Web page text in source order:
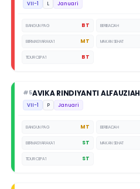
VII-1 L Januari
BANGUN PAGI BT BERIBADAH
BERMASYARAKAT MT MAKAN SEHAT
TIDUR CEPAT BT
#5AVIKA RINDIYANTI ALFAUZIAH
VII-1 P Januari
BANGUN PAGI MT BERIBADAH
BERMASYARAKAT ST MAKAN SEHAT
TIDUR CEPAT ST